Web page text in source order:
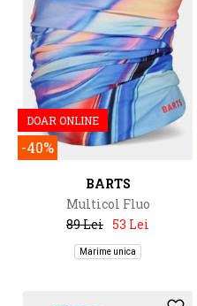
DOAR ONLINE
-40%
BARTS
Multicol Fluo
89 Lei 53 Lei
Marime unica